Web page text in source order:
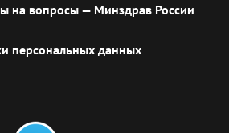
на вопросы — Минздрав России
персональных данных